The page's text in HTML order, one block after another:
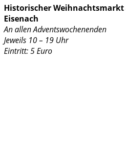
Historischer
Eisenach
An allen Adventswochenenden
Jeweils 10 – 19 Uhr
Eintritt: 5 Euro